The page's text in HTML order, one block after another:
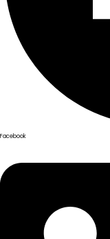
Facebook